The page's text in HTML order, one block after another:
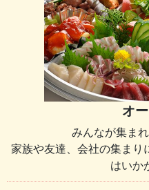
オ
みんなが集ま
家族や友達、会社の集まり
はいか